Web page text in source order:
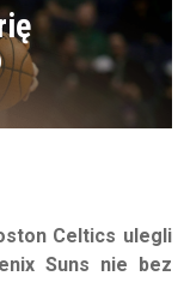
Celtics ulegli
Suns nie bez